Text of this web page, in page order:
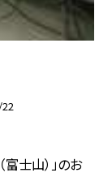
士山）」のお